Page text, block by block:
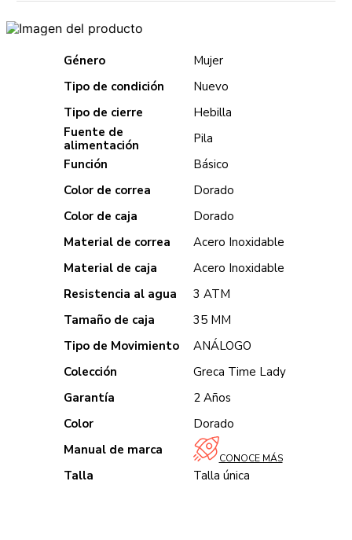
Género
Mujer
Tipo de condición
Nuevo
Tipo de cierre
Hebilla
Fuente de
alimentación
Pila
Función
Básico
Color de correa
Dorado
Color de caja
Dorado
Material de correa
Acero Inoxidable
Material de caja
Acero Inoxidable
Resistencia al agua
3 ATM
Tamaño de caja
35 MM
Tipo de Movimiento
ANÁLOGO
Colección
Greca Time Lady
Garantía
2 Años
Color
Dorado
Manual de marca
CONOCE MÁS
Talla Talla única